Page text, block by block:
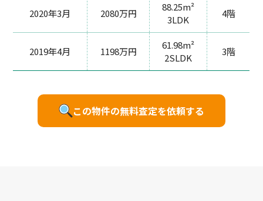
2020年3月 2080万円
88.25m²
3LDK
4階
2019年4月 1198万円
61.98m²
2SLDK
3階
この物件の無料査定を依頼する